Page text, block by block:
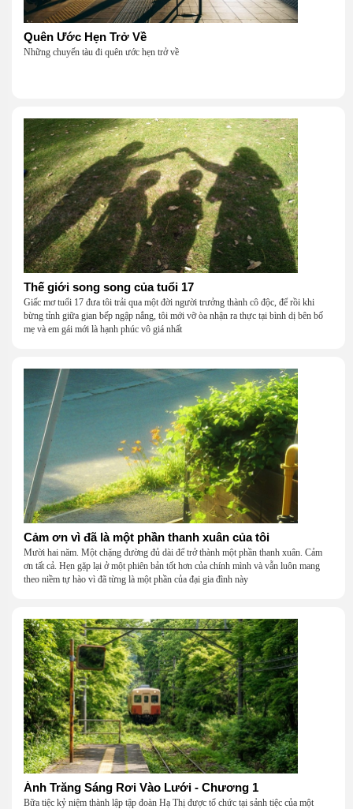
Quên Ước Hẹn Trở Về
Những chuyến tàu đi quên ước hẹn trở về
Thế giới song song của tuổi 17
Giấc mơ tuổi 17 đưa tôi trải qua một đời người trưởng thành cô độc, để rồi khi
bừng tỉnh giữa gian bếp ngập nắng, tôi mới vỡ òa nhận ra thực tại bình dị bên bố
mẹ và em gái mới là hạnh phúc vô giá nhất
Cảm ơn vì đã là một phần thanh xuân của tôi
Mười hai năm. Một chặng đường đủ dài để trở thành một phần thanh xuân. Cảm
ơn tất cả. Hẹn gặp lại ở một phiên bản tốt hơn của chính mình và vẫn luôn mang
theo niềm tự hào vì đã từng là một phần của đại gia đình này
Ánh Trăng Sáng Rơi Vào Lưới - Chương 1
Bữa tiệc kỷ niệm thành lập tập đoàn Hạ Thị được tổ chức tại sảnh tiệc của một